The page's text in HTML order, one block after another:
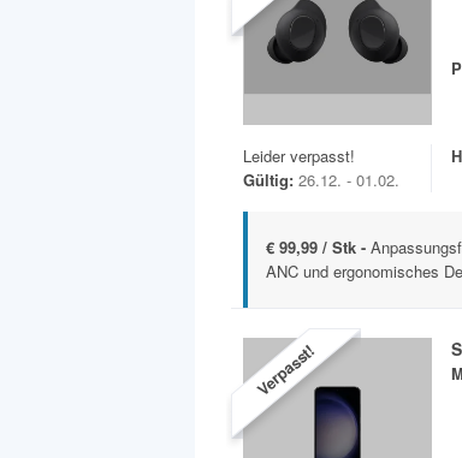
Leider verpasst!
Gültig: 26.12. - 01.02.
€ 99,99 / Stk -
ANC und ergonomisches
Verpasst!